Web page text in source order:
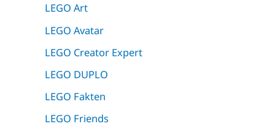
LEGO Art
LEGO Avatar
LEGO Creator Expert
LEGO DUPLO
LEGO Fakten
LEGO Friends